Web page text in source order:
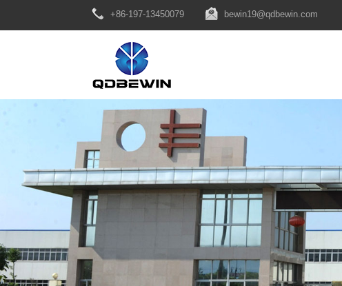
+86-197-13450079 bewin19@qdbewin.com